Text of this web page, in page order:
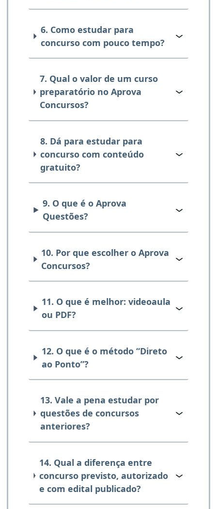
6. Como estudar para
concurso com pouco tempo?
7. Qual o valor de um curso
preparatório no Aprova
Concursos?
8. Dá para estudar para
concurso com conteúdo
gratuito?
9. O que é o Aprova
Questões?
10. Por que escolher o Aprova
Concursos?
11. O que é melhor: videoaula
ou PDF?
12. O que é o método “Direto
ao Ponto”?
13. Vale a pena estudar por
questões de concursos
anteriores?
14. Qual a diferença entre
concurso previsto, autorizado
e com edital publicado?